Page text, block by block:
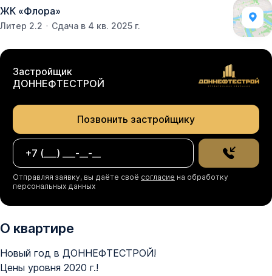
ЖК «Флора»
Литер 2.2 Сдача в 4 кв. 2025 г.
Застройщик
ДОННЕФТЕСТРОЙ
Позвонить застройщику
Отправляя заявку, вы даёте своё согласие на обработку
персональных данных
О квартире
Новый год в ДОННЕФТЕСТРОЙ!
Цены уровня 2020 г.!